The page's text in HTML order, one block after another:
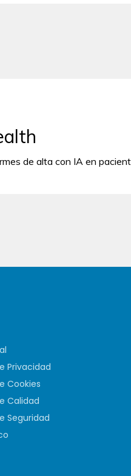
de alta con IA en
Privacidad
Cookies
Calidad
Seguridad